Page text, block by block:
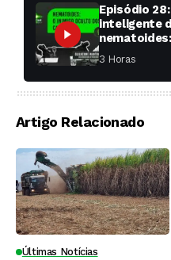
Episódio
inteligente
aumentar a
soqueiras?
3 Horas ⁮
Artigo Relacionado
Últimas Notícias